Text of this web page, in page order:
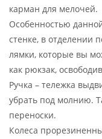
карман для мелочей.
Особенностью
стенке, в отделении
лямки, которые вы
как рюкзак,
Ручка – тележка
убрать под молнию.
переноски.
Колеса